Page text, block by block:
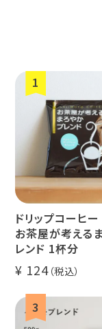
すてきな
具
業務用
インドネシ
ドリップコーヒー
お茶屋が考える
レンド 1杯分
124